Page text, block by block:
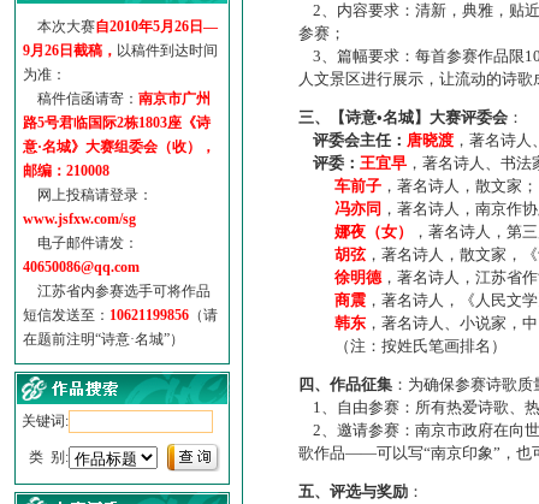
地铁完美呈现【诗意·名城...
参赛作品多达5000多首
“诗意·名城”晒诗会
特别通知--致广大诗词爱好...
本次大赛自2010年5月26日—
9月26日截稿， 以稿件到达时间
为准：
稿件信函请寄： 南京市广州
路5号君临国际2栋1803座《诗
意·名城》大赛组委会（收），
邮编：210008
网上投稿请登录：
www.jsfxw.com/sg
电子邮件请发：
40650086@qq.com
江苏省内参赛选手可将作品
短信发送至： 10621199856 （请
在题前注明“诗意·名城”）
关键词:
类 别:
2、内容要求：清新，典雅，贴
参赛；
3、篇幅要求：每首参赛作品限
人文景区进行展示，让流动的诗
三、【诗意•名城】大赛评委会 ：
评委会主任： 唐晓渡 ，著名诗
评委： 王宜早 ，著名诗人、书
车前子 ，著名诗人，散文家；
冯亦同 ，著名诗人，南京作
娜夜（女）
，著名诗人，第
胡弦，著名诗人，散文家，
徐明德，著名诗人，江苏省
商震 ，著名诗人，《人民文
韩东 ，著名诗人、小说家，
（注：按姓氏笔画排名）
四、作品征集 ：为确保参赛诗歌
1、自由参赛：所有热爱诗歌、
2、邀请参赛：南京市政府在向
歌作品——可以写“南京印象”，也
五、评选与奖励 ：